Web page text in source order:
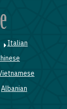
Italian
Albanian